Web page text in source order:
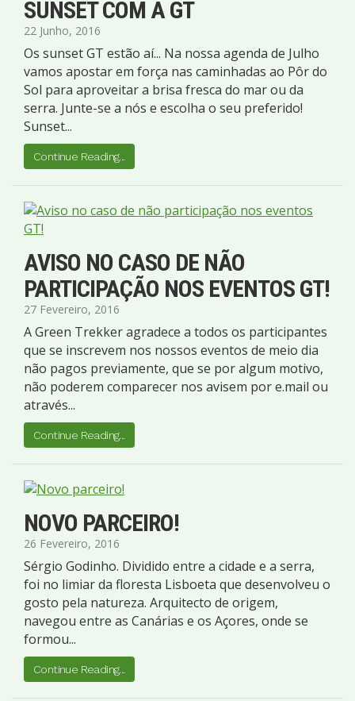
SUNSET COM A GT
22 Junho, 2016
Os sunset GT estão aí... Na nossa agenda de Julho
vamos apostar em força nas caminhadas ao Pôr do
Sol para aproveitar a brisa fresca do mar ou da
serra. Junte-se a nós e escolha o seu preferido!
Sunset...
Continue Reading...
AVISO NO CASO DE NÃO
PARTICIPAÇÃO NOS EVENTOS GT!
27 Fevereiro, 2016
A Green Trekker agradece a todos os participantes
que se inscrevem nos nossos eventos de meio dia
não pagos previamente, que se por algum motivo,
não poderem comparecer nos avisem por e.mail ou
através...
Continue Reading...
NOVO PARCEIRO!
26 Fevereiro, 2016
Sérgio Godinho. Dividido entre a cidade e a serra,
foi no limiar da floresta Lisboeta que desenvolveu o
gosto pela natureza. Arquitecto de origem,
navegou entre as Canárias e os Açores, onde se
formou...
Continue Reading...